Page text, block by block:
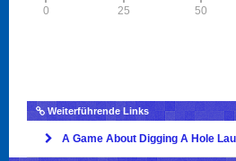
0 25 50
Weiterführende Links
A Game About Digging A Hole